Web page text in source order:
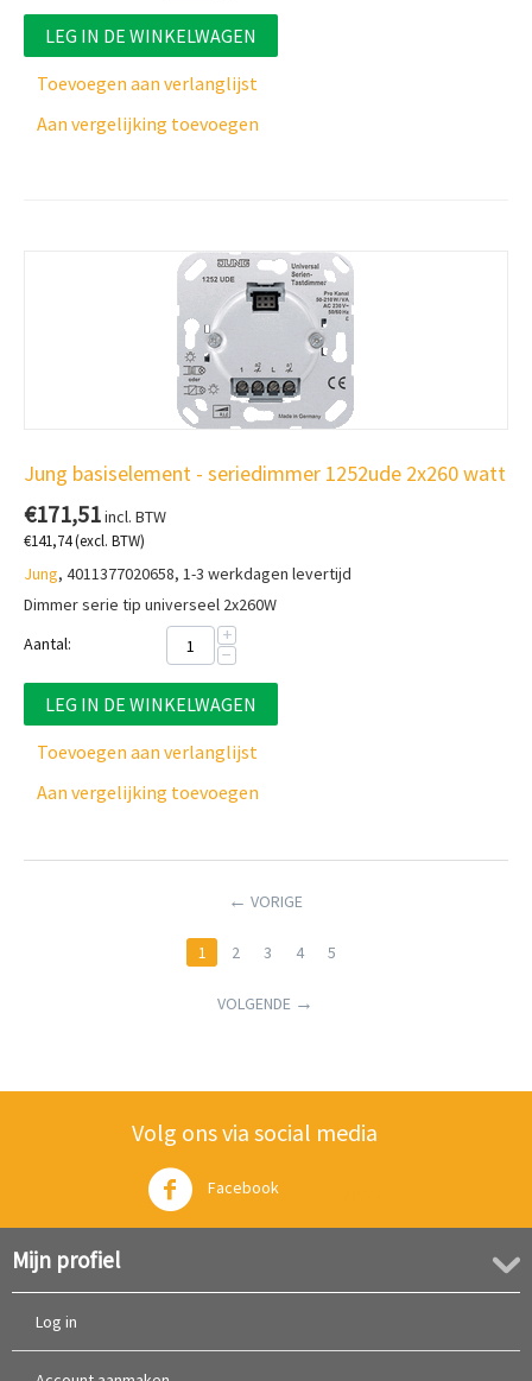
LEG IN DE WINKELWAGEN
Toevoegen aan verlanglijst
Aan vergelijking toevoegen
Jung basiselement - seriedimmer 1252ude 2x260 watt
€171,51incl. BTW
€141,74(excl. BTW)
Jung, 4011377020658, 1-3 werkdagen levertijd
Dimmer serie tip universeel 2x260W
Aantal:
+
−
LEG IN DE WINKELWAGEN
Toevoegen aan verlanglijst
Aan vergelijking toevoegen
VORIGE
1 2 3 4 5
VOLGENDE
Volg ons via social media
Facebook
Mijn profiel
Log in